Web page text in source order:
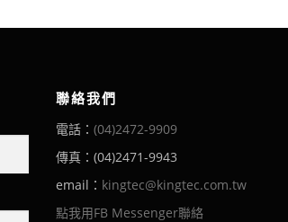
聯絡我們
電話： (04)2472-9909
傳真：(04)2471-9943
email： kingtec@kingtec.com.tw
點我用FB Messenger聯絡